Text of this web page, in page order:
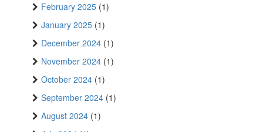
February 2025 (1)
January 2025 (1)
December 2024 (1)
November 2024 (1)
October 2024 (1)
September 2024 (1)
August 2024 (1)